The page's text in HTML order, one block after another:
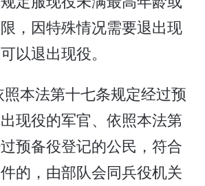
，因特殊情况需要退出现
以退出现役。
本法第十七条规定经过预
现役的军官、依照本法第
预备役登记的公民，符合
的，由部队会同兵役机关